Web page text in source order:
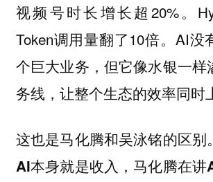
视频号时长增长超20%。
Token调用量翻了10倍。AI没
个巨大业务，但它像水银一样
务线，让整个生态的效率同时
这也是马化腾和吴泳铭的区别
AI本身就是收入，马化腾在讲